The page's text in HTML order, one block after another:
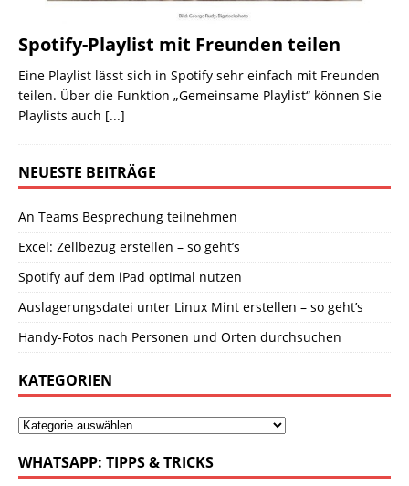
Spotify-Playlist mit Freunden teilen
Eine Playlist lässt sich in Spotify sehr einfach mit Freunden
teilen. Über die Funktion „Gemeinsame Playlist“ können Sie
Playlists auch [...]
NEUESTE BEITRÄGE
An Teams Besprechung teilnehmen
Excel: Zellbezug erstellen – so geht’s
Spotify auf dem iPad optimal nutzen
Auslagerungsdatei unter Linux Mint erstellen – so geht’s
Handy-Fotos nach Personen und Orten durchsuchen
KATEGORIEN
WHATSAPP: TIPPS & TRICKS